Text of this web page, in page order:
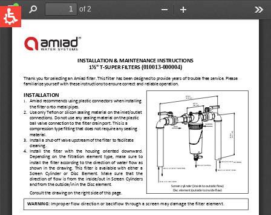
QUICK LINKS
Water Filtration
News & Events
Global
English
United States
English
Australia
English